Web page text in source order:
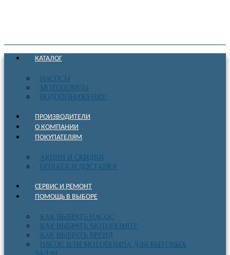
КАТАЛОГ
НАСОСЫ
МОТОПОМПЫ
ВОДОПОНИЖЕНИЕ
ПРОИЗВОДИТЕЛИ
О КОМПАНИИ
ПОКУПАТЕЛЯМ
АКЦИИ И СКИДКИ
ОПЛАТА И ДОСТАВКА
СЕРВИС И РЕМОНТ
ПОМОЩЬ В ВЫБОРЕ
КАК ВЫБРАТЬ НАСОС
КАК ВЫБРАТЬ МОТОПОМПУ
КАК ВЫБРАТЬ БРЕНД
НАСОС ИЛИ МОТОПОМПА ДЛЯ БЫТОВЫХ